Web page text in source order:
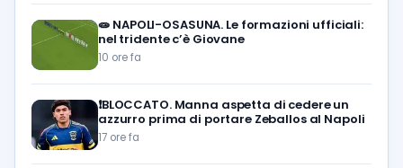
🧫 NAPOLI-OSASUNA. Le formazioni ufficiali:
nel tridente c’è Giovane
10 ore fa
❗️BLOCCATO. Manna aspetta di cedere un
azzurro prima di portare Zeballos al Napoli
17 ore fa